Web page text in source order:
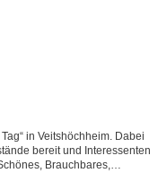
in Veitshöchheim. Dabei
bereit und Interessenten
Brauchbares,